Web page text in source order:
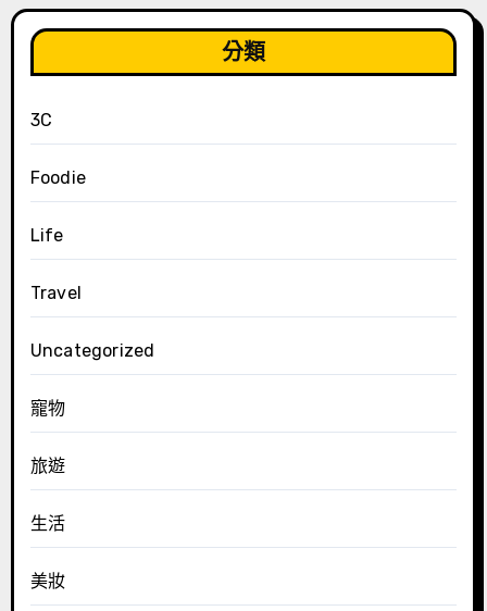
分類
3C
Foodie
Life
Travel
Uncategorized
寵物
旅遊
生活
美妝